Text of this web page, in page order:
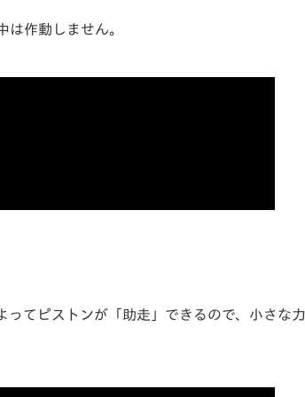
作動しません。
てピストンが「助走」できるので、小さな